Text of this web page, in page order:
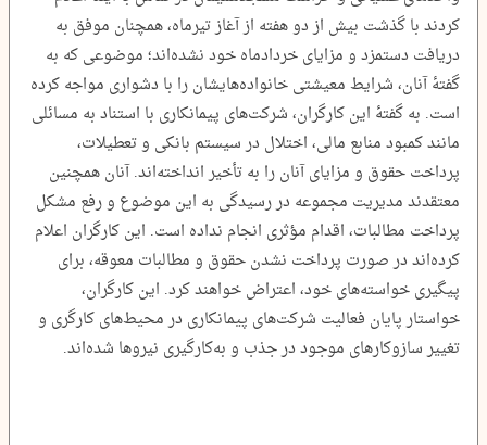
کردند با گذشت بیش از دو هفته از آغاز تیرماه، همچنان موفق به
دریافت دستمزد و مزایای خردادماه خود نشده‌اند؛ موضوعی که به
گفتۀ آنان، شرایط معیشتی خانواده‌هایشان را با دشواری مواجه کرده
است. به گفتۀ این کارگران، شرکت‌های پیمانکاری با استناد به مسائلی
مانند کمبود منابع مالی، اختلال در سیستم بانکی و تعطیلات،
پرداخت حقوق و مزایای آنان را به تأخیر انداخته‌اند. آنان همچنین
معتقدند مدیریت مجموعه در رسیدگی به این موضوع و رفع مشکل
پرداخت مطالبات، اقدام مؤثری انجام نداده است. این کارگران اعلام
کرده‌اند در صورت پرداخت نشدن حقوق و مطالبات معوقه، برای
پیگیری خواسته‌های خود، اعتراض خواهند کرد. این کارگران،
خواستار پایان فعالیت شرکت‌های پیمانکاری در محیط‌های کارگری و
تغییر سازوکارهای موجود در جذب و به‌کارگیری نیروها شده‌اند.